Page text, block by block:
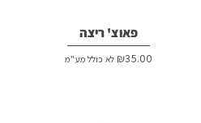
פאוצ' ריצה
₪35.00 לא כולל מע"מ